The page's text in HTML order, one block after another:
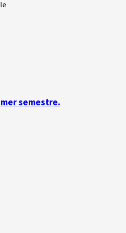
semestre.